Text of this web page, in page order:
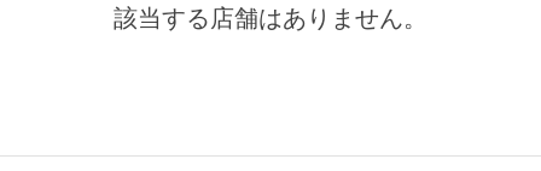
該当する店舗はありません。